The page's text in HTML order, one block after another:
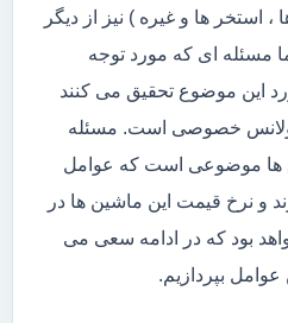
استخر ها و غیره ) نیز از دیگر
مسئله ای که مورد توجه
این موضوع تحقیق می کنند
خصوصی است. مسئله
ها موضوعی است که عوامل
و نرخ قیمت این ماشین ها در
بود که در ادامه سعی می
بپردازیم.